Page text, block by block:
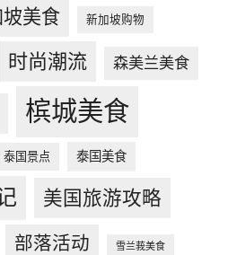
美食 新加坡购物
时尚潮流 森美兰美食
槟城美食
泰国景点 泰国美食
美国旅游攻略
部落活动 雪兰莪美食